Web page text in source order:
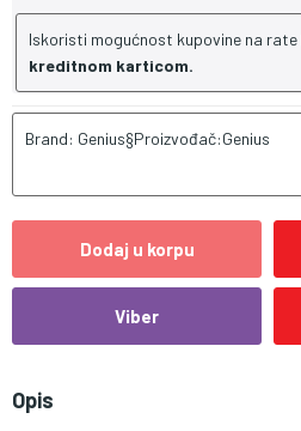
Iskoristi mogućnost kupovine na rate
kreditnom karticom.
Brand: Genius§Proizvođač:Genius
Dodaj u korpu
Viber
Opis